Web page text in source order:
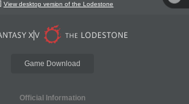
View desktop version of the Lodestone
Game Download
Official Information